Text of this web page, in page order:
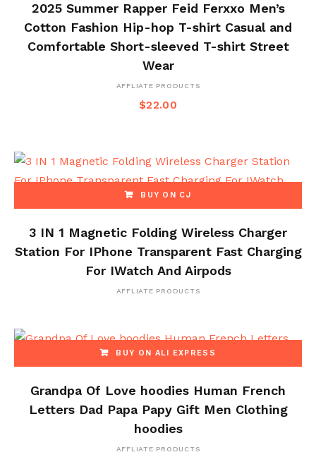
2025 Summer Rapper Feid Ferxxo Men’s
Cotton Fashion Hip-hop T-shirt Casual and
Comfortable Short-sleeved T-shirt Street
Wear
AFFLIATE PRODUCTS
$22.00
BUY ON CJ
3 IN 1 Magnetic Folding Wireless Charger
Station For IPhone Transparent Fast Charging
For IWatch And Airpods
AFFLIATE PRODUCTS
BUY ON ALI EXPRESS
Grandpa Of Love hoodies Human French
Letters Dad Papa Papy Gift Men Clothing
hoodies
AFFLIATE PRODUCTS